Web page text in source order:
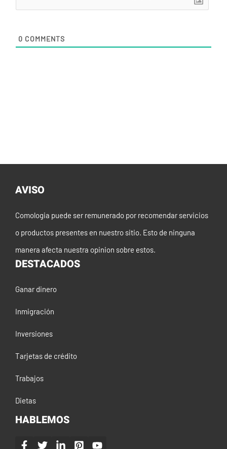
0 COMMENTS
AVISO
Comologia puede ser remunerado por recomendar servicios
o productos presentes en nuestro sitio. Esto de ninguna
manera afecta nuestra opinion sobre estos.
DESTACADOS
Ganar dinero
Inmigración
Inversiones
Tarjetas de crédito
Trabajos
Dietas
HABLEMOS